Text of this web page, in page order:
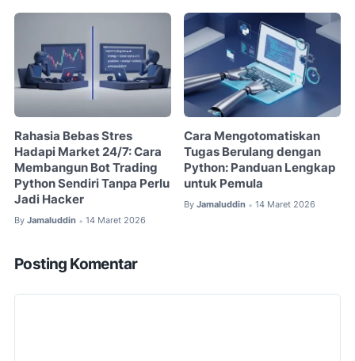
Rahasia Bebas Stres
Hadapi Market 24/7: Cara
Membangun Bot Trading
Python Sendiri Tanpa Perlu
Jadi Hacker
By Jamaluddin • 14 Maret 2026
Cara Mengotomatiskan
Tugas Berulang dengan
Python: Panduan Lengkap
untuk Pemula
By Jamaluddin • 14 Maret 2026
Posting Komentar